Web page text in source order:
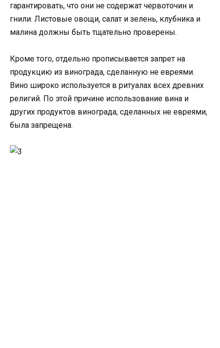
гарантировать, что они не содержат червоточин и
гнили. Листовые овощи, салат и зелень, клубника и
малина должны быть тщательно проверены.
Кроме того, отдельно прописывается запрет на
продукцию из винограда, сделанную не евреями.
Вино широко используется в ритуалах всех древних
религий. По этой причине использование вина и
других продуктов винограда, сделанных не евреями,
была запрещена.